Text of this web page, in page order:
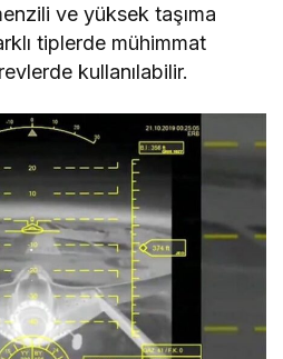
ve yüksek taşıma
tiplerde mühimmat
kullanılabilir.